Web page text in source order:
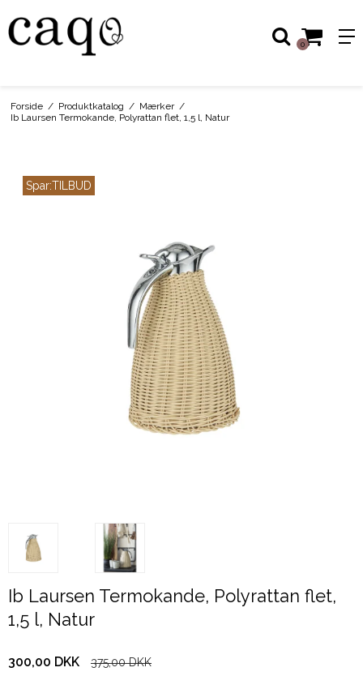
0
Forside / Produktkatalog / Mærker /
Ib Laursen Termokande, Polyrattan flet, 1,5 l, Natur
Spar:TILBUD
Ib Laursen Termokande, Polyrattan flet,
1,5 l, Natur
300,00 DKK 375,00 DKK